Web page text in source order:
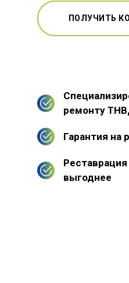
ПОЛУЧИТЬ
ремонту
Гарантия на
выгоднее